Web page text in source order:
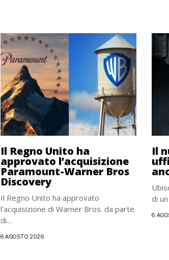
Il Regno Unito ha
approvato l’acquisizione
Paramount-Warner Bros
Discovery
Il Regno Unito ha approvato
l’acquisizione di Warner Bros. da parte
di...
6 AGOSTO 2026
Il
di
6